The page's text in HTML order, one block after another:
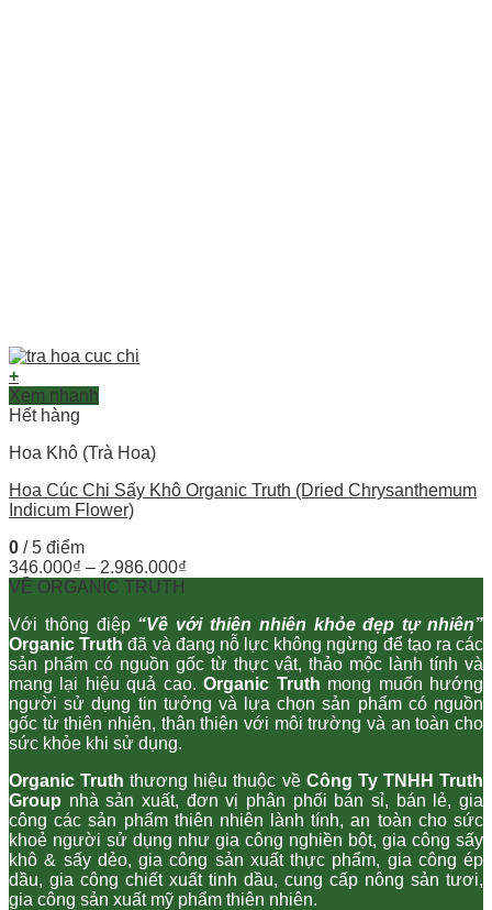
+
Xem nhanh
Hết hàng
Hoa Khô (Trà Hoa)
Hoa Cúc Chi Sấy Khô Organic Truth (Dried Chrysanthemum
Indicum Flower)
0 / 5 điểm
346.000₫ – 2.986.000₫
VỀ ORGANIC TRUTH
Với thông điệp “Về với thiên nhiên khỏe đẹp tự nhiên”
Organic Truth đã và đang nỗ lực không ngừng để tạo ra các
sản phẩm có nguồn gốc từ thực vật, thảo mộc lành tính và
mang lại hiệu quả cao.Organic Truth mong muốn hướng
người sử dụng tin tưởng và lựa chọn sản phẩm có nguồn
gốc từ thiên nhiên, thân thiện với môi trường và an toàn cho
sức khỏe khi sử dụng.
Organic Truth thương hiệu thuộc về Công Ty TNHH Truth
Group nhà sản xuất, đơn vị phân phối bán sỉ, bán lẻ, gia
công các sản phẩm thiên nhiên lành tính, an toàn cho sức
khoẻ người sử dụng như gia công nghiền bột, gia công sấy
khô & sấy dẻo, gia công sản xuất thực phẩm, gia công ép
dầu, gia công chiết xuất tinh dầu, cung cấp nông sản tươi,
gia công sản xuất mỹ phẩm thiên nhiên.